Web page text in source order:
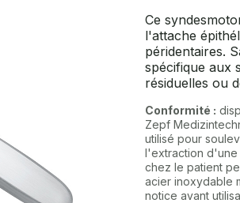
Ce
l'attache
péridentaires.
spécifique aux
résiduelles ou
Conformité :
Zepf
utilisé pour
l'extraction d'une
chez le patient
acier inoxydable
notice avant